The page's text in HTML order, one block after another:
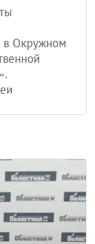
в Окружном